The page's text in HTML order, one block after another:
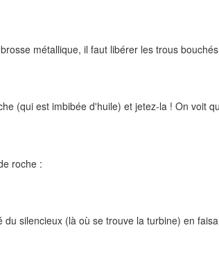
métallique, il faut libérer les trous
(qui est imbibée d'huile) et jetez-la ! On voit
roche :
silencieux (là où se trouve la turbine) en